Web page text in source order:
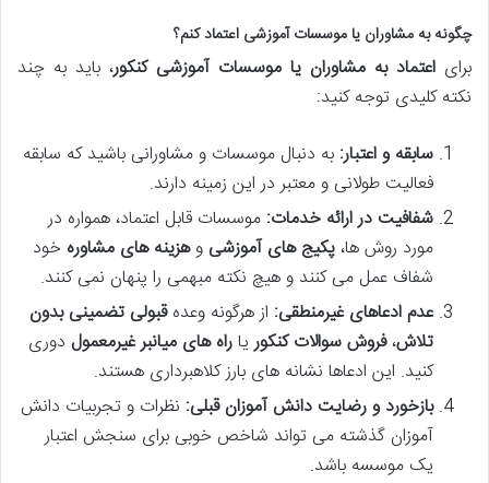
چگونه به مشاوران یا موسسات آموزشی اعتماد کنم؟
برای اعتماد به مشاوران یا موسسات آموزشی کنکور، باید به چند
نکته کلیدی توجه کنید:
سابقه و اعتبار: به دنبال موسسات و مشاورانی باشید که سابقه
فعالیت طولانی و معتبر در این زمینه دارند.
شفافیت در ارائه خدمات: موسسات قابل اعتماد، همواره در
مورد روش ها، پکیج های آموزشیوهزینه های مشاوره خود
شفاف عمل می کنند و هیچ نکته مبهمی را پنهان نمی کنند.
عدم ادعاهای غیرمنطقی: از هرگونه وعدهقبولی تضمینی بدون
تلاش،فروش سوالات کنکوریاراه های میانبر غیرمعمول دوری
کنید. این ادعاها نشانه های بارز کلاهبرداری هستند.
بازخورد و رضایت دانش آموزان قبلی: نظرات و تجربیات دانش
آموزان گذشته می تواند شاخص خوبی برای سنجش اعتبار
یک موسسه باشد.